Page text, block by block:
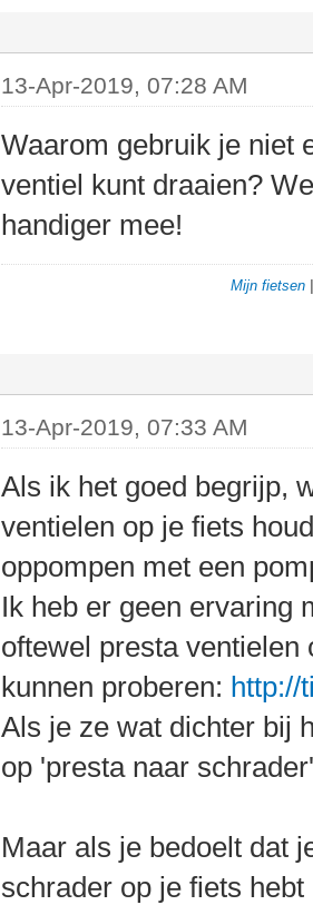
13-Apr-2019, 07:28 AM
Waarom gebruik je niet
ventiel kunt draaien?
handiger mee!
Mijn fietsen
13-Apr-2019, 07:33 AM
Als ik het goed begrijp,
ventielen op je fiets
oppompen met een
Ik heb er geen ervaring
oftewel presta ventielen
kunnen proberen: http://
Als je ze wat dichter bij
op 'presta naar
Maar als je bedoelt dat
schrader op je fiets